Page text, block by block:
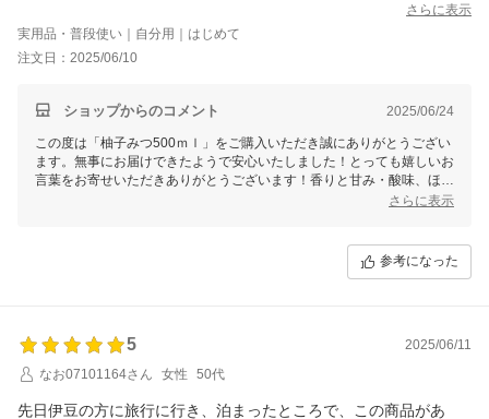
さらに表示
実用品・普段使い｜自分用｜はじめて
注文日：2025/06/10
ショップからのコメント 2025/06/24
この度は「柚子みつ500ｍｌ」をご購入いただき誠にありがとうござい
ます。無事にお届けできたようで安心いたしました！とっても嬉しいお
言葉をお寄せいただきありがとうございます！香りと甘み・酸味、ほろ
苦さのバランスが絶妙の美味しさ、気に入っていただけとても嬉しいで
さらに表示
参考になった
5
2025/06/11
なお07101164さん
女性 50代
先日伊豆の方に旅行に行き、泊まったところで、この商品があ